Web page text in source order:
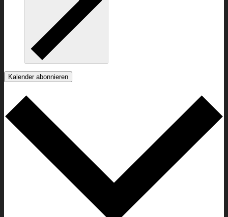
Kalender abonnieren